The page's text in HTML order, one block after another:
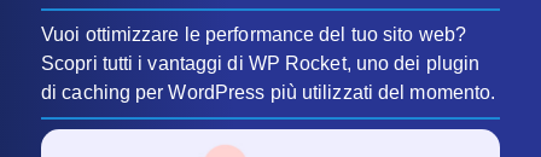
Vuoi ottimizzare le performance del tuo sito web?
Scopri tutti i vantaggi di WP Rocket, uno dei plugin
di caching per WordPress più utilizzati del momento.